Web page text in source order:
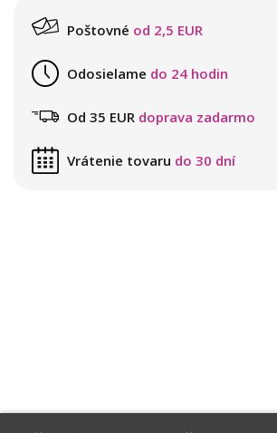
Poštovné od 2,5 EUR
Odosielame do 24 hodin
Od 35 EUR doprava zadarmo
Vrátenie tovaru do 30 dní